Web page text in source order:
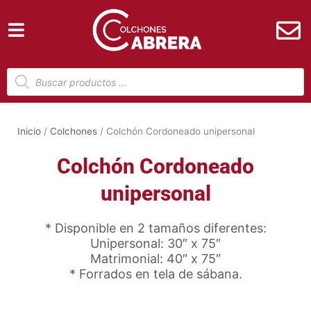
contenido
Búsqueda
de
productos
Inicio / Colchones / Colchón Cordoneado unipersonal
Colchón Cordoneado
unipersonal
* Disponible en 2 tamaños diferentes:
Unipersonal: 30″ x 75″
Matrimonial: 40″ x 75″
* Forrados en tela de sábana.